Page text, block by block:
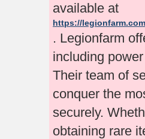
available at
https://
. Legionfarm
including
Their team of
conquer the
securely.
obtaining rare